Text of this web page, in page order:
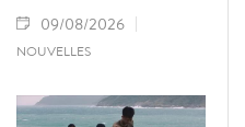
09/08/2026
NOUVELLES